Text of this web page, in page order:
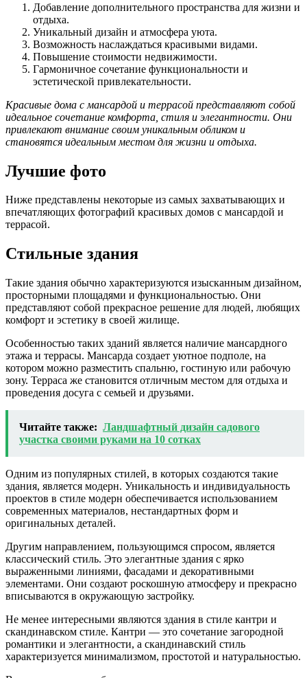
Добавление дополнительного пространства для жизни и
отдыха.
Уникальный дизайн и атмосфера уюта.
Возможность наслаждаться красивыми видами.
Повышение стоимости недвижимости.
Гармоничное сочетание функциональности и
эстетической привлекательности.
Красивые дома с мансардой и террасой представляют собой
идеальное сочетание комфорта, стиля и элегантности. Они
привлекают внимание своим уникальным обликом и
становятся идеальным местом для жизни и отдыха.
Лучшие фото
Ниже представлены некоторые из самых захватывающих и
впечатляющих фотографий красивых домов с мансардой и
террасой.
Стильные здания
Такие здания обычно характеризуются изысканным дизайном,
просторными площадями и функциональностью. Они
представляют собой прекрасное решение для людей, любящих
комфорт и эстетику в своей жилище.
Особенностью таких зданий является наличие мансардного
этажа и террасы. Мансарда создает уютное подполе, на
котором можно разместить спальню, гостиную или рабочую
зону. Терраса же становится отличным местом для отдыха и
проведения досуга с семьей и друзьями.
Читайте также: Ландшафтный дизайн садового
участка своими руками на 10 сотках
Одним из популярных стилей, в которых создаются такие
здания, является модерн. Уникальность и индивидуальность
проектов в стиле модерн обеспечивается использованием
современных материалов, нестандартных форм и
оригинальных деталей.
Другим направлением, пользующимся спросом, является
классический стиль. Это элегантные здания с ярко
выраженными линиями, фасадами и декоративными
элементами. Они создают роскошную атмосферу и прекрасно
вписываются в окружающую застройку.
Не менее интересными являются здания в стиле кантри и
скандинавском стиле. Кантри — это сочетание загородной
романтики и элегантности, а скандинавский стиль
характеризуется минимализмом, простотой и натуральностью.